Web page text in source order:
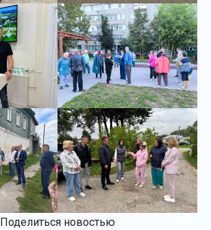
Поделиться новостью